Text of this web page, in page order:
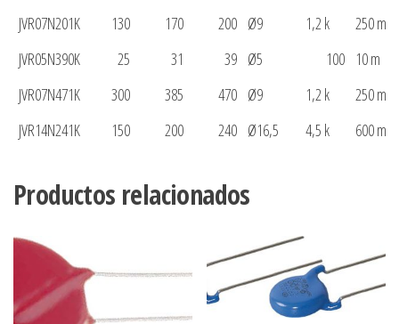
JVR07N201K
130 170 200 Ø9 1,2 k
250 m
JVR05N390K
25 31 39 Ø5 100 10 m
JVR07N471K
300 385 470 Ø9 1,2 k
250 m
JVR14N241K
150 200 240 Ø16,5 4,5 k 600 m
Productos relacionados